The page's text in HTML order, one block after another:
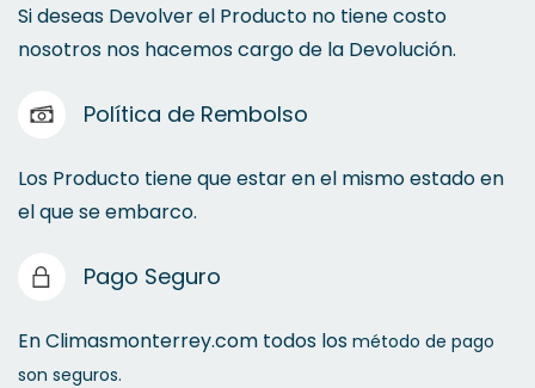
Si deseas Devolver el Producto no tiene costo
nosotros nos hacemos cargo de la Devolución.
Política de Rembolso
Los Producto tiene que estar en el mismo estado en
el que se embarco.
Pago Seguro
En Climasmonterrey.com todos los método de pago
son seguros.